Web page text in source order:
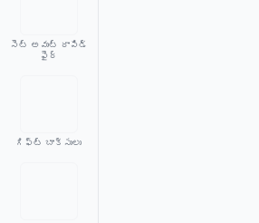
సెట్ అవుట్ రాపిడ్
ఫైర్
గిఫ్ట్ బాక్సులు